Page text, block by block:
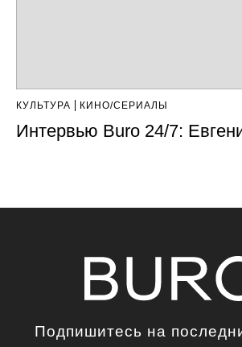
КУЛЬТУРА КИНО/СЕРИАЛЫ
Интервью Buro 24/7:
Подпишитесь на